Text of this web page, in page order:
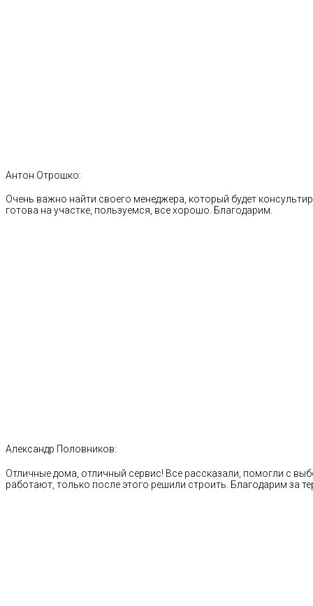
Антон Отрошко:
Очень важно найти своего менеджера, который будет
готова на участке, пользуемся, все хорошо. Благодарим.
Александр Половников:
Отличные дома, отличный сервис! Все рассказали, помогли с
работают, только после этого решили строить. Благодарим за